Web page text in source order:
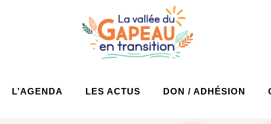
L’AGENDA LES ACTUS DON / ADHÉSION